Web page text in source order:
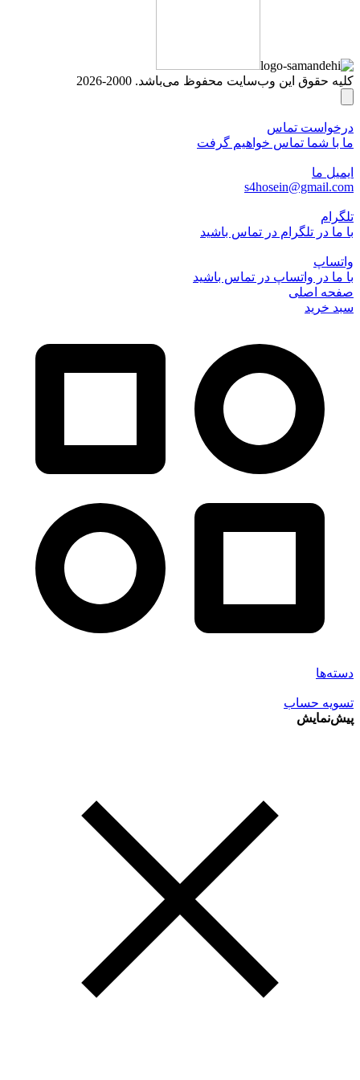
کلیه حقوق این وب‌سایت محفوظ می‌باشد. 2000-2026
درخواست تماس
ما با شما تماس خواهیم گرفت
ایمیل ما
s4hosein@gmail.com
تلگرام
با ما در تلگرام در تماس باشید
واتساپ
با ما در واتساپ در تماس باشید
صفحه اصلی
سبد خرید
دسته‌ها
تسویه حساب
پیش‌نمایش